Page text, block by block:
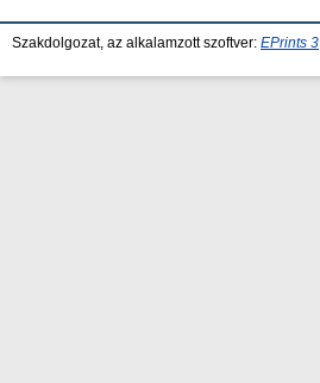
Szakdolgozat, az alkalamzott szoftver: EPrints 3